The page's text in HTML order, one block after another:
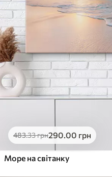
483.33грн290.00 грн
Море на світанку